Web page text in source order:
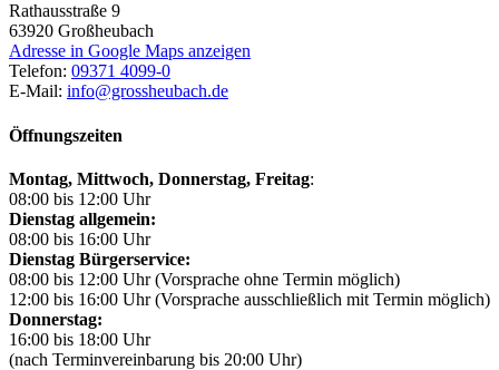
Rathausstraße 9
63920 Großheubach
Adresse in Google Maps anzeigen
Telefon: 09371 4099-0
E-Mail: info@grossheubach.de
Öffnungszeiten
Montag, Mittwoch, Donnerstag, Freitag:
08:00 bis 12:00 Uhr
Dienstag allgemein:
08:00 bis 16:00 Uhr
Dienstag Bürgerservice:
08:00 bis 12:00 Uhr (Vorsprache ohne Termin möglich)
12:00 bis 16:00 Uhr (Vorsprache ausschließlich mit Termin möglich)
Donnerstag:
16:00 bis 18:00 Uhr
(nach Terminvereinbarung bis 20:00 Uhr)